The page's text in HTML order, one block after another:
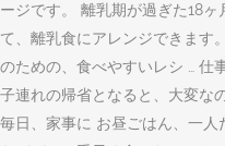
ージです。 離乳期が過ぎた18
て、離乳食にアレンジできます
のための、食べやすいレシ … 仕
子連れの帰省となると、大変な
毎日、家事に お昼ごはん、一